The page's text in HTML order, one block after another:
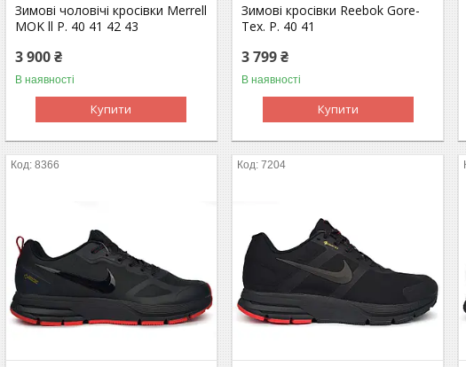
Зимові чоловічі кросівки Merrell
MOK ll Р. 40 41 42 43
3 900 ₴
В наявності
Купити
Зимові кросівки Reebok Gore-
Tex. Р. 40 41
3 799 ₴
В наявності
Купити
8366 7204